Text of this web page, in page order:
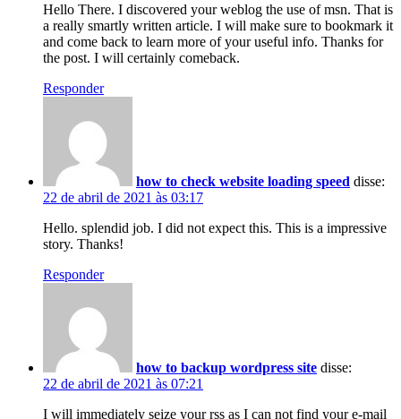
Hello There. I discovered your weblog the use of msn. That is
a really smartly written article. I will make sure to bookmark it
and come back to learn more of your useful info. Thanks for
the post. I will certainly comeback.
Responder
how to check website loading speed disse:
22 de abril de 2021 às 03:17
Hello. splendid job. I did not expect this. This is a impressive
story. Thanks!
Responder
how to backup wordpress site disse:
22 de abril de 2021 às 07:21
I will immediately seize your rss as I can not find your e-mail